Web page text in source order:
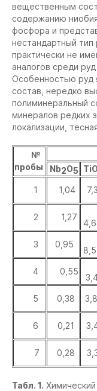
вещественным
содержанию
фосфора и
нестандартный тип
практически не
аналогов среди
Особенностью руд
состав, нередко
полиминеральный
минералов редких
локализации,
№
пробы
Nb2O5 TiO
1
1,04
2 1,27
3 0,95
4 0,55
5 0,38
6 0,21
7 0,28
Табл. 1.